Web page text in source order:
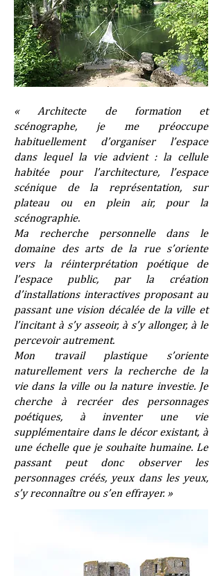
« Architecte de formation et
scénographe, je me préoccupe
habituellement d’organiser l’espace
dans lequel la vie advient : la cellule
habitée pour l’architecture, l’espace
scénique de la représentation, sur
plateau ou en plein air, pour la
scénographie.
Ma recherche personnelle dans le
domaine des arts de la rue s’oriente
vers la réinterprétation poétique de
l’espace public, par la création
d’installations interactives proposant au
passant une vision décalée de la ville et
l’incitant à s’y asseoir, à s’y allonger, à le
percevoir autrement.
Mon travail plastique s’oriente
naturellement vers la recherche de la
vie dans la ville ou la nature investie. Je
cherche à recréer des personnages
poétiques, à inventer une vie
supplémentaire dans le décor existant, à
une échelle que je souhaite humaine. Le
passant peut donc observer les
personnages créés, yeux dans les yeux,
s’y reconnaître ou s’en effrayer. »